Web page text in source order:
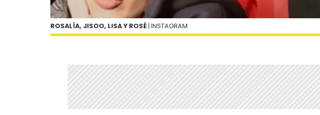
ROSALÍA, JISOO, LISA Y ROSÉ | INSTAGRAM